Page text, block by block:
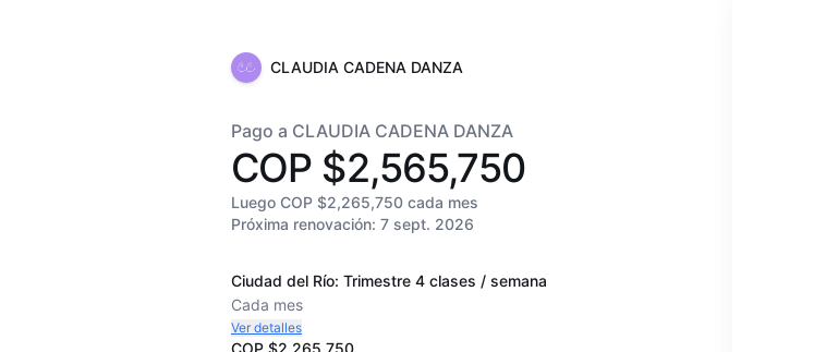
CLAUDIA CADENA DANZA
Pago a CLAUDIA CADENA DANZA
COP $2,565,750
Luego COP $2,265,750 cada mes
Próxima renovación: 7 sept. 2026
Ciudad del Río: Trimestre 4 clases / semana
Cada mes
Ver detalles
COP $2,265,750